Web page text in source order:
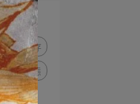
與保存
業動態